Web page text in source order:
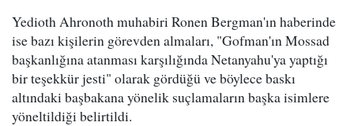
Yedioth Ahronoth muhabiri Ronen Bergman'ın haberinde
ise bazı kişilerin görevden almaları, "Gofman'ın Mossad
başkanlığına atanması karşılığında Netanyahu'ya yaptığı
bir teşekkür jesti" olarak gördüğü ve böylece baskı
altındaki başbakana yönelik suçlamaların başka isimlere
yöneltildiği belirtildi.